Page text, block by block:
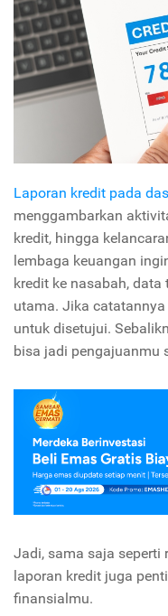
Laporan kredit pada
menggambarkan
kredit, hingga
lembaga keuangan
kredit ke nasabah,
utama. Jika
untuk disetujui.
bisa jadi pengajuanmu
Jadi, sama saja seperti
laporan kredit juga
finansialmu.